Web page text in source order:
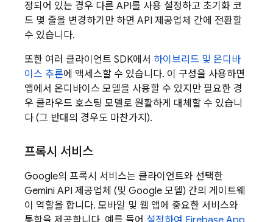
정되어 있는 경우 다른 API를 사용 설정하고 초기화 코
드 몇 줄을 변경하기만 하면 API 제공업체 간에 전환할
수 있습니다.
또한 여러 클라이언트 SDK에서 하이브리드 및 온디바
이스 추론에 액세스할 수 있습니다. 이 구성을 사용하면
앱에서 온디바이스 모델을 사용할 수 있지만 필요한 경
우 클라우드 호스팅 모델로 원활하게 대체할 수 있습니
다 (그 반대의 경우도 마찬가지).
프록시 서비스
Google의 프록시 서비스는 클라이언트와 선택한
Gemini API 제공업체 (및 Google 모델) 간의 게이트웨
이 역할을 합니다. 모바일 및 웹 앱에 중요한 서비스와